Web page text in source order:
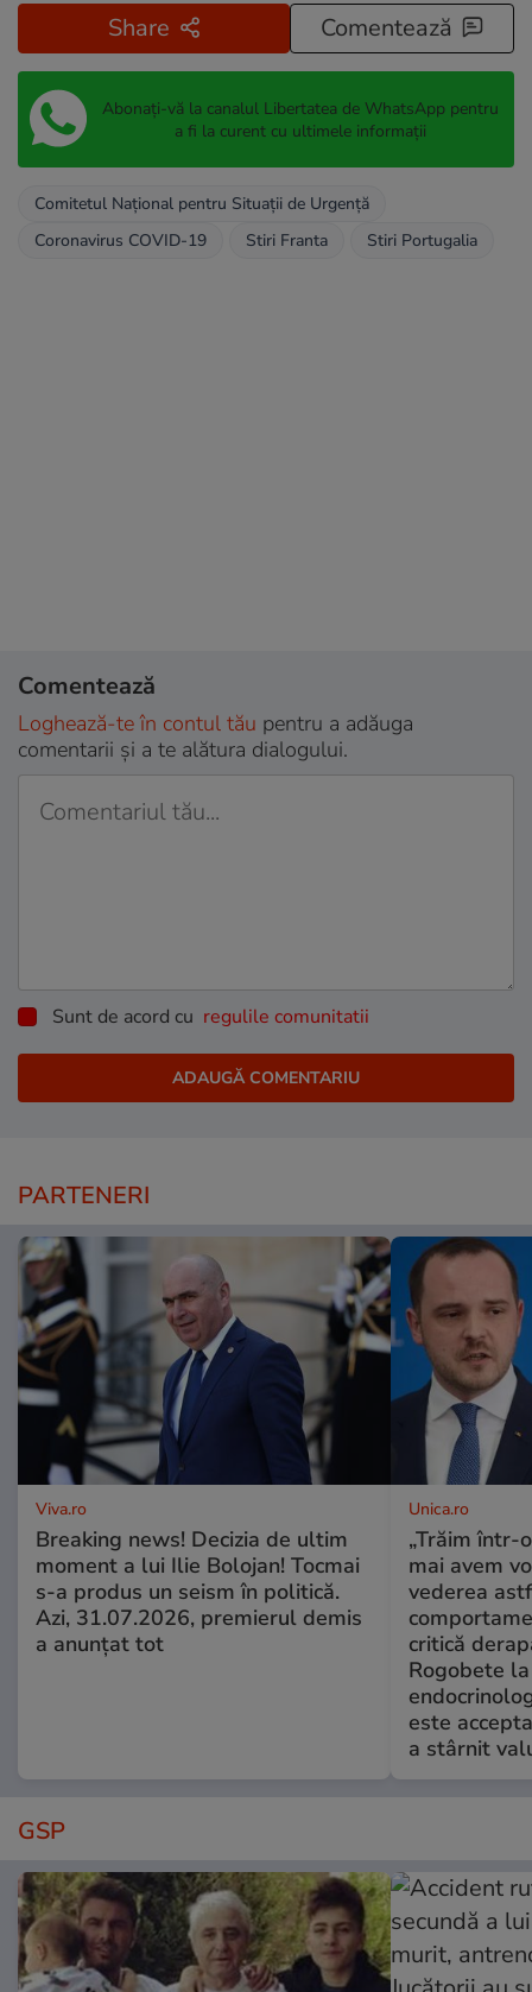
Share Comentează
Abonați-vă la canalul Libertatea de WhatsApp pentru
a fi la curent cu ultimele informații
Comitetul Național pentru Situații de Urgență
Coronavirus COVID-19
Stiri Franta Stiri Portugalia
Comentează
Loghează-te în contul tău pentru a adăuga
comentarii și a te alătura dialogului.
Sunt de acord cu regulile comunitatii
PARTENERI
Viva.ro
Breaking news! Decizia de ultim
moment a lui Ilie Bolojan! Tocmai
s-a produs un seism în politică.
Azi, 31.07.2026, premierul demis
a anunțat tot
Unica.ro
„Trăim într-
mai avem
vederea
critică
Rogobete
este
a stârnit
GSP